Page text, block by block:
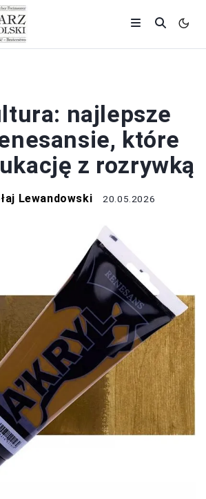
najlepsze
które
z rozrywką
Lewandowski 20.05.2026